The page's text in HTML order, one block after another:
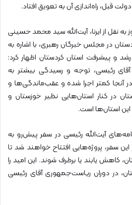
قبل، راه‌اندازی آن به تعویق افتاد.
به نقل از ایرنا، آیت‌الله سید محمد حسینی
در مجلس خبرگان رهبری، با اشاره به
و پیشرفت استان کردستان اظهار کرد:
رئیسی، توجه و رسیدگی بیشتر به
آنجا کمتر اجرا شده و عقب‌ماندگی‌ها و
در کنار استان‌هایی نظیر خوزستان و
استان‌ها است.
آیت‌الله رئیسی در سفر پیش‌رو به
سفر، پروژه‌هایی افتتاح خواهند شد تا
کاهش یابند یا برطرف شوند. این امید را
در دوران ریاست‌جمهوری آقای رئیسی